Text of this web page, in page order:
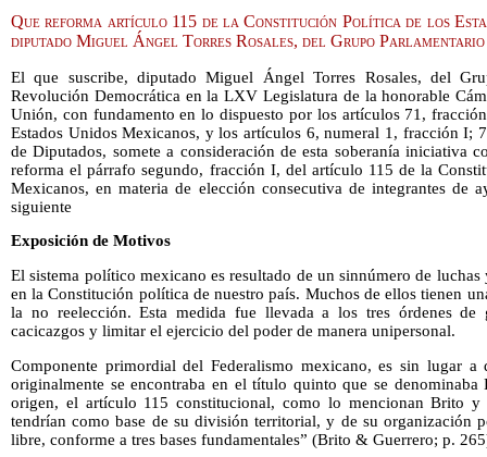
Que reforma artículo 115 de la Constitución Política de los
diputado Miguel Ángel Torres Rosales, del Grupo
El que suscribe, diputado Miguel Ángel Torres Rosales, del
Revolución Democrática en la LXV Legislatura de la honorable
Unión, con fundamento en lo dispuesto por los artículos 71,
Estados Unidos Mexicanos, y los artículos 6, numeral 1, fracción I;
de Diputados, somete a consideración de esta soberanía iniciativa
reforma el párrafo segundo, fracción I, del artículo 115 de la
Mexicanos, en materia de elección consecutiva de integrantes de
siguiente
Exposición de Motivos
El sistema político mexicano es resultado de un sinnúmero de
en la Constitución política de nuestro país. Muchos de ellos tienen
la no reelección. Esta medida fue llevada a los tres órdenes
cacicazgos y limitar el ejercicio del poder de manera unipersonal.
Componente primordial del Federalismo mexicano, es sin lugar
originalmente se encontraba en el título quinto que se denominaba
origen, el artículo 115 constitucional, como lo mencionan Brito y
tendrían como base de su división territorial, y de su organización
libre, conforme a tres bases fundamentales” (Brito & Guerrero; p.